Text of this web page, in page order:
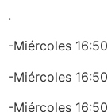
.
-Miércoles
-Miércoles
-Miércoles